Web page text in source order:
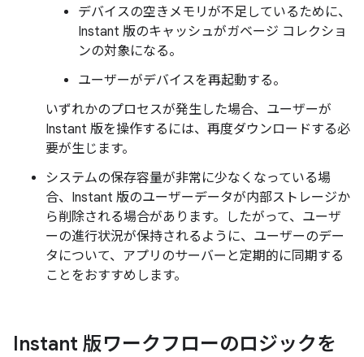
デバイスの空きメモリが不足しているために、
Instant 版のキャッシュがガベージ コレクショ
ンの対象になる。
ユーザーがデバイスを再起動する。
いずれかのプロセスが発生した場合、ユーザーが
Instant 版を操作するには、再度ダウンロードする必
要が生じます。
システムの保存容量が非常に少なくなっている場
合、Instant 版のユーザーデータが内部ストレージか
ら削除される場合があります。したがって、ユーザ
ーの進行状況が保持されるように、ユーザーのデー
タについて、アプリのサーバーと定期的に同期する
ことをおすすめします。
Instant 版ワークフローのロジックを